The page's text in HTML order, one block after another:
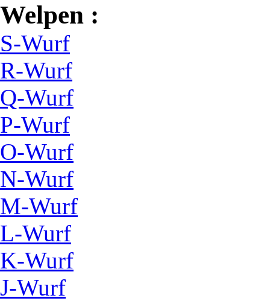
Welpen :
S-Wurf
R-Wurf
Q-Wurf
P-Wurf
O-Wurf
N-Wurf
M-Wurf
L-Wurf
K-Wurf
J-Wurf